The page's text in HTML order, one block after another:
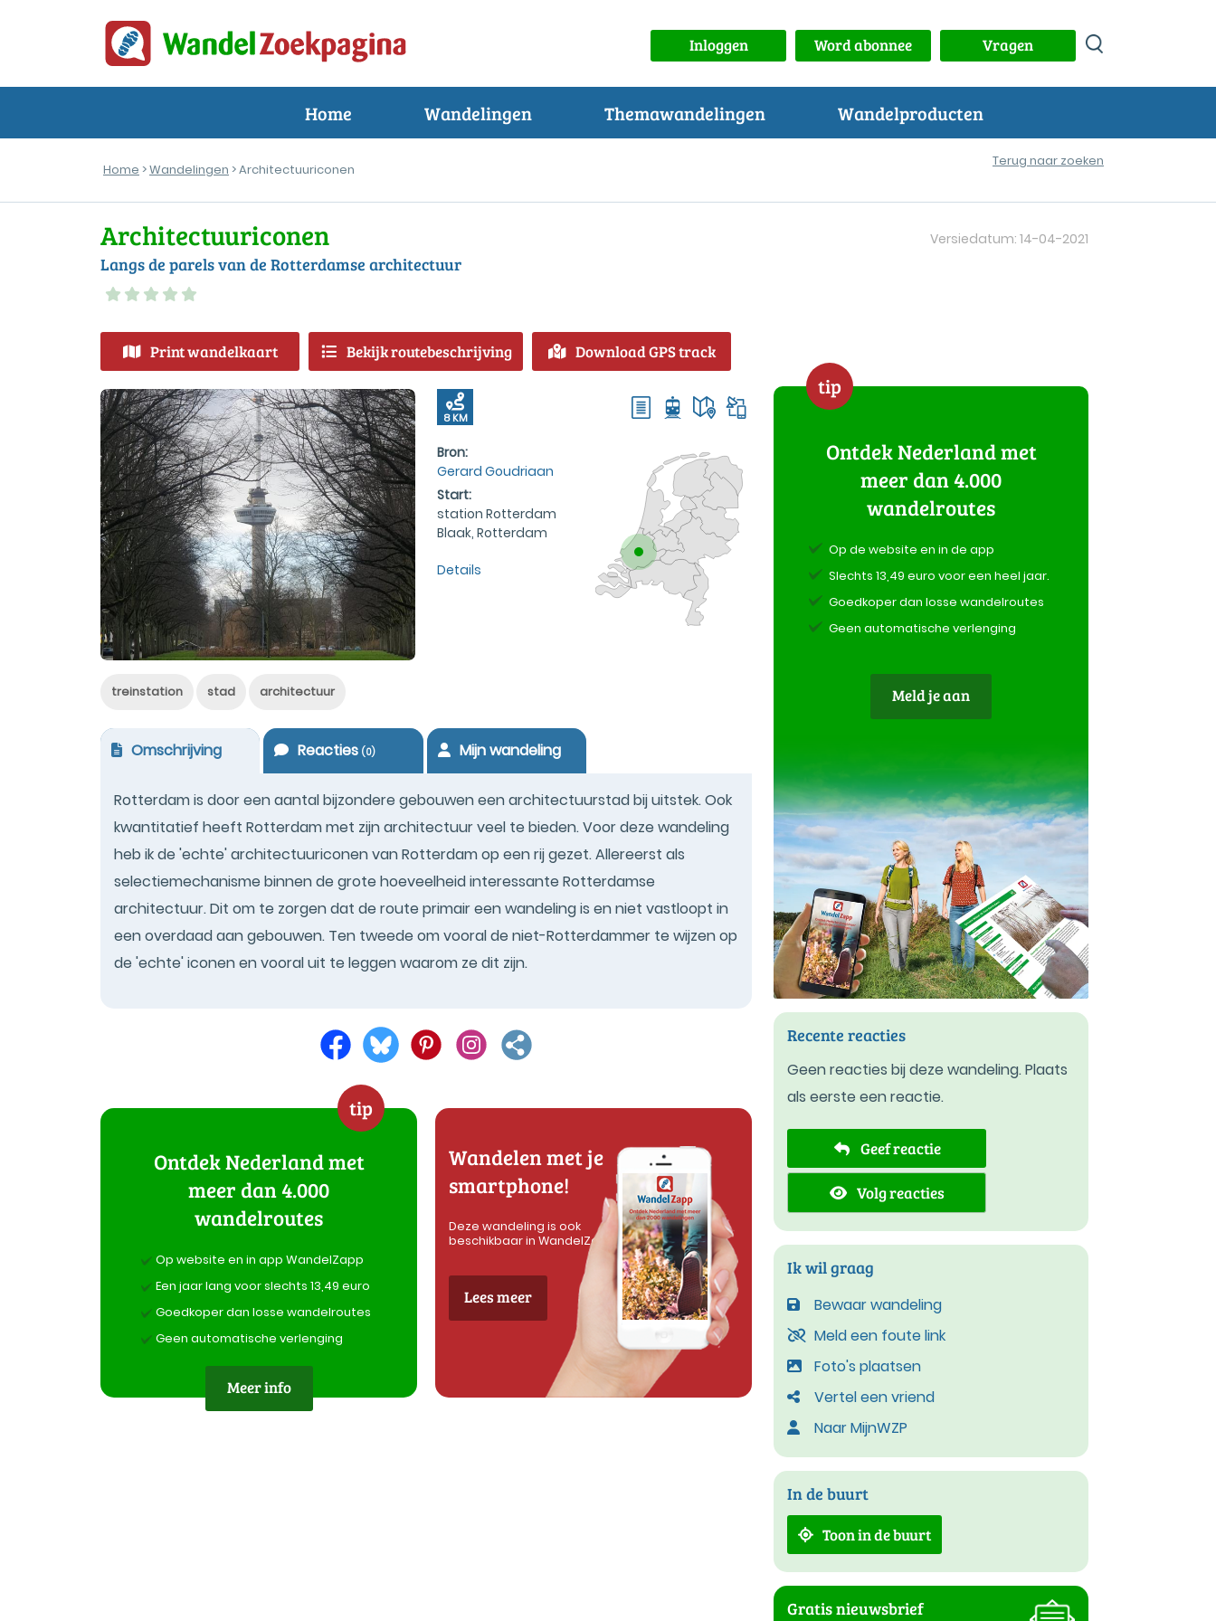
Inloggen Word abonnee Vragen
Home Wandelingen Themawandelingen Wandelproducten
Home >Wandelingen > Architectuuriconen
Terug naar zoeken
Architectuuriconen
Langs de parels van de Rotterdamse architectuur
Versiedatum: 14-04-2021
Print wandelkaart Bekijk routebeschrijving Download GPS track
8 KM
Bron:
Gerard Goudriaan
Start:
station Rotterdam
Blaak, Rotterdam
Details
treinstation stad architectuur
Omschrijving Reacties(0) Mijn wandeling
Rotterdam is door een aantal bijzondere gebouwen een architectuurstad bij uitstek. Ook
kwantitatief heeft Rotterdam met zijn architectuur veel te bieden. Voor deze wandeling
heb ik de 'echte' architectuuriconen van Rotterdam op een rij gezet. Allereerst als
selectiemechanisme binnen de grote hoeveelheid interessante Rotterdamse
architectuur. Dit om te zorgen dat de route primair een wandeling is en niet vastloopt in
een overdaad aan gebouwen. Ten tweede om vooral de niet-Rotterdammer te wijzen op
de 'echte' iconen en vooral uit te leggen waarom ze dit zijn.
tip
Ontdek Nederland met
meer dan 4.000
wandelroutes
Op website en in app WandelZapp
Een jaar lang voor slechts 13,49 euro
Goedkoper dan losse wandelroutes
Geen automatische verlenging
Meer info
Wandelen met je
smartphone!
Deze wandeling is ook
beschikbaar in WandelZapp
Lees meer
tip
Ontdek Nederland met
meer dan 4.000
wandelroutes
Op de website en in de app
Slechts 13,49 euro voor een heel jaar.
Goedkoper dan losse wandelroutes
Geen automatische verlenging
Meld je aan
Recente reacties
Geen reacties bij deze wandeling. Plaats
als eerste een reactie.
Geef reactie
Volg reacties
Ik wil graag
Bewaar wandeling
Meld een foute link
Foto's plaatsen
Vertel een vriend
Naar MijnWZP
In de buurt
Toon in de buurt
Gratis nieuwsbrief